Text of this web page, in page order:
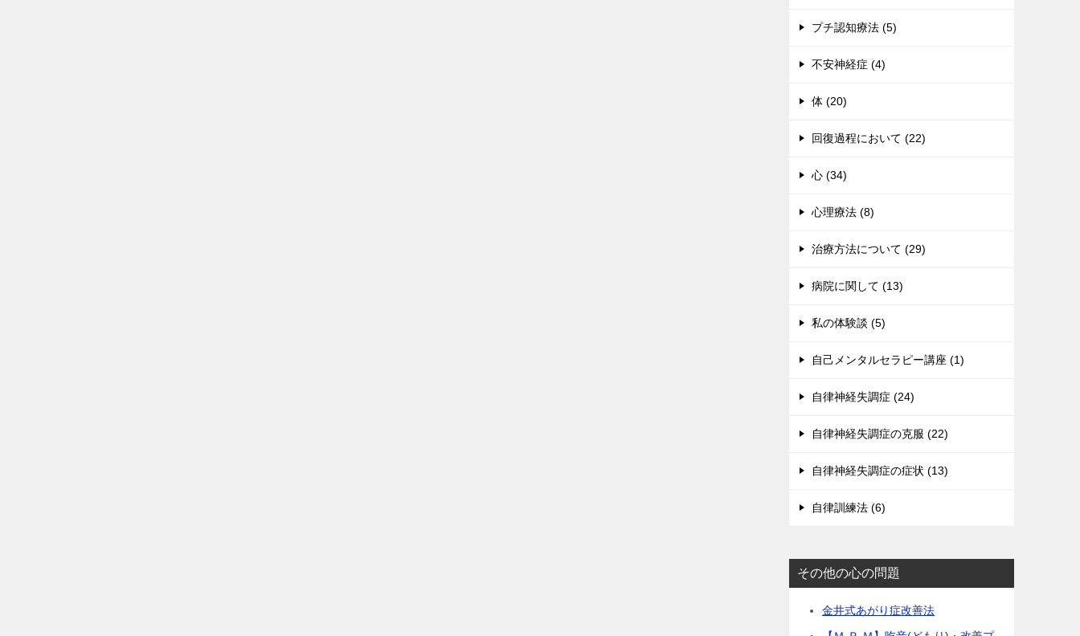
プチ認知療法 (5)
不安神経症 (4)
体 (20)
回復過程において (22)
心 (34)
心理療法 (8)
治療方法について (29)
病院に関して (13)
私の体験談 (5)
自己メンタルセラピー講座 (1)
自律神経失調症 (24)
自律神経失調症の克服 (22)
自律神経失調症の症状 (13)
自律訓練法 (6)
その他の心の問題
金井式あがり症改善法